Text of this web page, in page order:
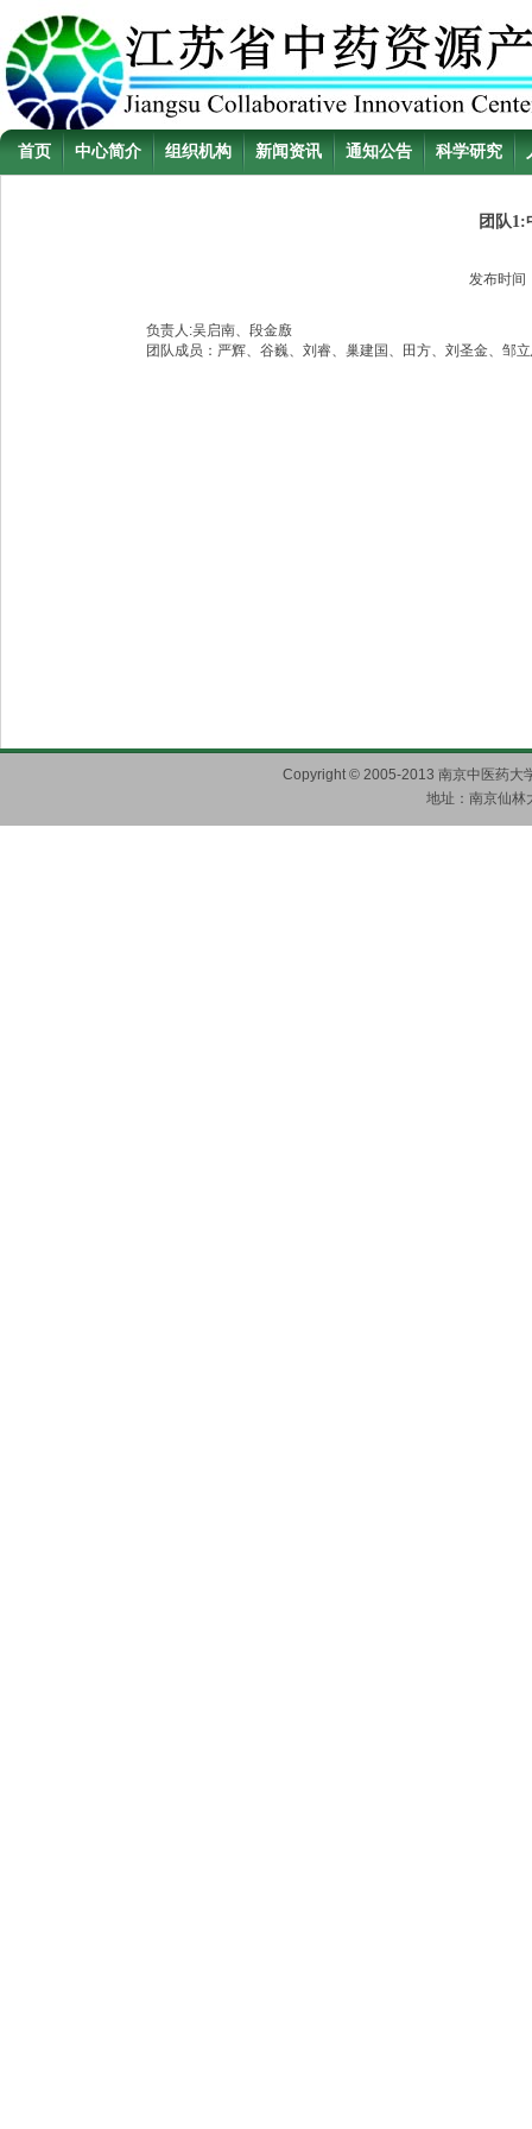
首页 中心简介 组织机构 新闻资讯 通知公告 科学研究
团队1:
发布时
负责人:吴启南、段金廒
团队成员：严辉、谷巍、刘睿、巢建国、田方、刘圣金、邹
Copyright © 2005-2013 南京中医药大
地址：南京仙林